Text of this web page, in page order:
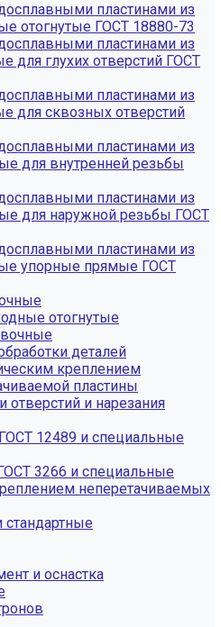
пластинами из
отогнутые ГОСТ 18880-73
пластинами из
для глухих отверстий ГОСТ
пластинами из
для сквозных отверстий
пластинами из
для внутренней резьбы
пластинами из
для наружной резьбы ГОСТ
пластинами из
упорные прямые ГОСТ
отогнутые
деталей
креплением
пластины
отверстий и нарезания
12489 и специальные
3266 и специальные
неперетачиваемых
стандартные
и оснастка